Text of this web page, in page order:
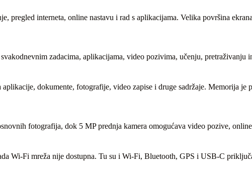
pregled interneta, online nastavu i rad s aplikacijama. Velika površina
zadacima, aplikacijama, video pozivima, učenju, pretraživanju
dokumente, fotografije, video zapise i druge sadržaje. Memorija je
fotografija, dok 5 MP prednja kamera omogućava video pozive,
Wi-Fi mreža nije dostupna. Tu su i Wi-Fi, Bluetooth, GPS i USB-C